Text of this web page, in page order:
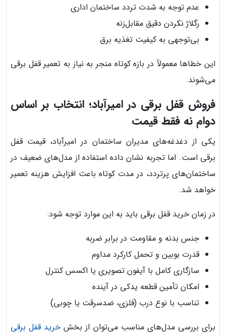
عدم توجه به شدت تردد ساختمان اداری
رگلاژ نکردن دقیق مقابل‌زنه
بی‌توجهی به کیفیت تغذیه برق
این خطاها معمولاً در بازه کوتاه منجر به نیاز به تعمیر قفل برقی
می‌شوند.
فروش قفل برقی در امیرآباد؛ انتخاب بر اساس
دوام نه فقط قیمت
یکی از دغدغه‌های مدیران ساختمان در امیرآباد، قیمت قفل
برقی است. اما تجربه نشان داده استفاده از مدل‌های ضعیف در
ساختمان‌های پرتردد، در مدت کوتاه باعث افزایش هزینه تعمیر
خواهد شد.
در زمان خرید قفل برقی باید به این موارد توجه شود:
جنس بدنه و مقاومت در برابر ضربه
قدرت بوبین و تحمل کارکرد مداوم
سازگاری کامل با آیفون تصویری یا اکسس کنترل
امکان تأمین قطعه یدکی در آینده
تناسب با نوع درب (فلزی، ضدسرقت یا چوبی)
برای بررسی مدل‌های مناسب می‌توان از بخش خرید قفل برقی